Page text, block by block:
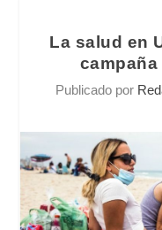
La salud en
Publicado por